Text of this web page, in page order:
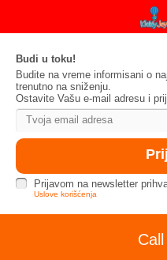
Budi u toku!
Budite na vreme informisani o
trenutno na sniženju.
Ostavite Vašu e-mail adresu i
Prijavom na newsletter
Uslove korišćenja